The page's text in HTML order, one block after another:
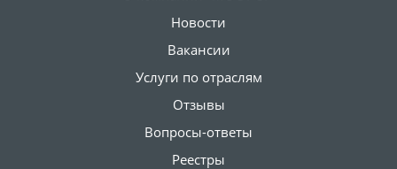
Новости
Вакансии
Услуги по отраслям
Отзывы
Вопросы-ответы
Реестры